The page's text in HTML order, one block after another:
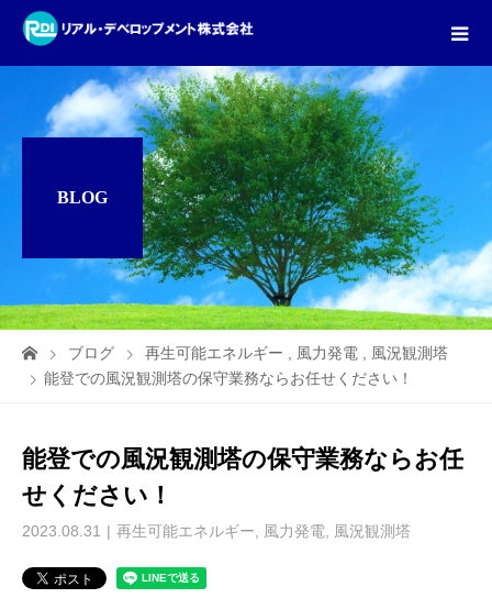
BLOG
ブログ 再生可能エネルギー 風力発電
風況観測塔
能登での風況観測塔の保守業務ならお任せください！
能登での風況観測塔の保守業務ならお任
せください！
2023.08.31 再生可能エネルギー 風力発電 風況観測塔